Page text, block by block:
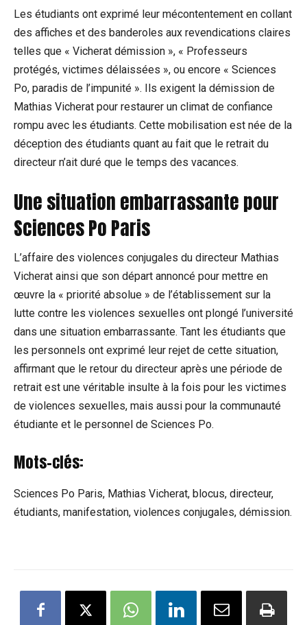
Les étudiants ont exprimé leur mécontentement en collant
des affiches et des banderoles aux revendications claires
telles que « Vicherat démission », « Professeurs
protégés, victimes délaissées », ou encore « Sciences
Po, paradis de l’impunité ». Ils exigent la démission de
Mathias Vicherat pour restaurer un climat de confiance
rompu avec les étudiants. Cette mobilisation est née de la
déception des étudiants quant au fait que le retrait du
directeur n’ait duré que le temps des vacances.
Une situation embarrassante pour
Sciences Po Paris
L’affaire des violences conjugales du directeur Mathias
Vicherat ainsi que son départ annoncé pour mettre en
œuvre la « priorité absolue » de l’établissement sur la
lutte contre les violences sexuelles ont plongé l’université
dans une situation embarrassante. Tant les étudiants que
les personnels ont exprimé leur rejet de cette situation,
affirmant que le retour du directeur après une période de
retrait est une véritable insulte à la fois pour les victimes
de violences sexuelles, mais aussi pour la communauté
étudiante et le personnel de Sciences Po.
Mots-clés:
Sciences Po Paris, Mathias Vicherat, blocus, directeur,
étudiants, manifestation, violences conjugales, démission.